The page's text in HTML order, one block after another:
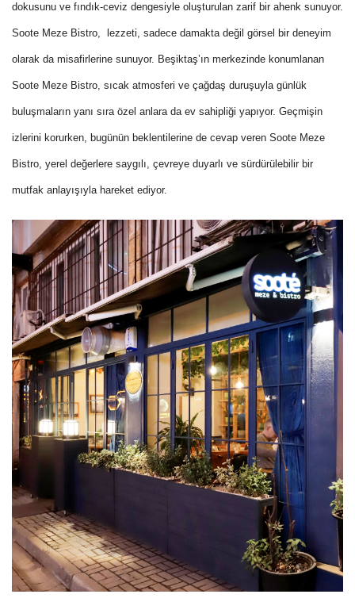
dokusunu ve fındık-ceviz dengesiyle oluşturulan zarif bir ahenk sunuyor.
Soote Meze Bistro, lezzeti, sadece damakta değil görsel bir deneyim
olarak da misafirlerine sunuyor. Beşiktaş’ın merkezinde konumlanan
Soote Meze Bistro, sıcak atmosferi ve çağdaş duruşuyla günlük
buluşmaların yanı sıra özel anlara da ev sahipliği yapıyor. Geçmişin
izlerini korurken, bugünün beklentilerine de cevap veren Soote Meze
Bistro, yerel değerlere saygılı, çevreye duyarlı ve sürdürülebilir bir
mutfak anlayışıyla hareket ediyor.